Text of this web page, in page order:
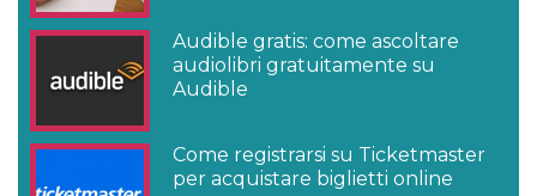
Audible gratis: come ascoltare
audiolibri gratuitamente su
Audible
Come registrarsi su Ticketmaster
per acquistare biglietti online